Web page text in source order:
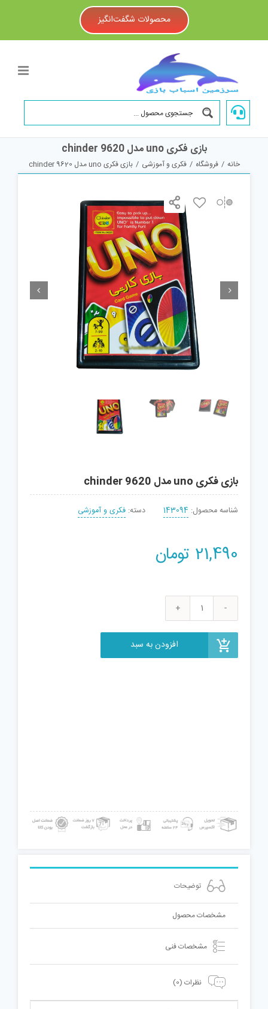
محصولات شگفت‌انگیز
بازی فکری uno مدل chinder 9620
خانه / فروشگاه / فکری و آموزشی / بازی فکری uno مدل chinder 9620
 
بازی فکری uno مدل chinder 9620
شناسه محصول: 143094 دسته: فکری و آموزشی
21,490 تومان
بازی
مدل
افزودن به سبد
توضیحات
مشخصات محصول
مشخصات فنی
نظرات (0)